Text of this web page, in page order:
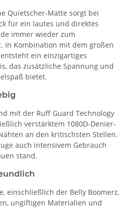
Quietscher-Matte sorgt bei
für ein lautes und direktes
immer wieder zum
In Kombination mit dem großen
ein einzigartiges
das zusätzliche Spannung und
bietet.
mit der Ruff Guard Technology
verstärktem 1080D-Denier-
an den kritischsten Stellen.
auch intensivem Gebrauch
stand.
einschließlich der Belly Boomerz,
ungiftigen Materialien und